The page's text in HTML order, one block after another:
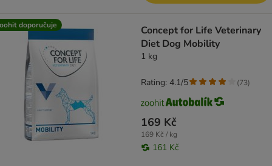
doporučuje
Concept for Life Veterinary
Diet Dog Mobility
1 kg
169 Kč
169 Kč / kg
161 Kč
Rating: 4.1/5 (73)